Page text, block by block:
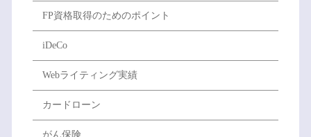
FP資格取得のためのポイント
iDeCo
Webライティング実績
カードローン
がん保険